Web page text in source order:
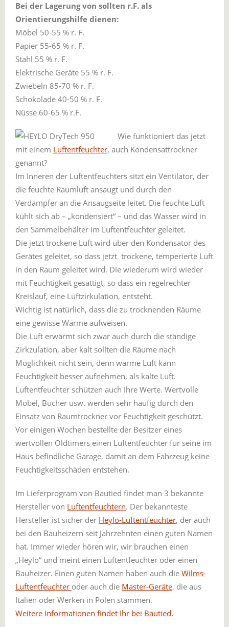
Bei der Lagerung von sollten r.F. als
Orientierungshilfe dienen:
Möbel 50-55 % r. F.
Papier 55-65 % r. F.
Stahl 55 % r. F.
Elektrische Geräte 55 % r. F.
Zwiebeln 85-70 % r. F.
Schokolade 40-50 % r. F.
Nüsse 60-65 % r.F.
Wie funktioniert das jetzt
mit einem Luftentfeuchter, auch Kondensattrockner
genannt?
Im Inneren der Luftentfeuchters sitzt ein Ventilator, der
die feuchte Raumluft ansaugt und durch den
Verdampfer an die Ansaugseite leitet. Die feuchte Lüft
kühlt sich ab – „kondensiert“ – und das Wasser wird in
den Sammelbehälter im Luftentfeuchter geleitet.
Die jetzt trockene Luft wird über den Kondensator des
Gerätes geleitet, so dass jetzt trockene, temperierte Luft
in den Raum geleitet wird. Die wiederum wird wieder
mit Feuchtigkeit gesättigt, so dass ein regelrechter
Kreislauf, eine Luftzirkulation, entsteht.
Wichtig ist natürlich, dass die zu trocknenden Räume
eine gewisse Wärme aufweisen.
Die Luft erwärmt sich zwar auch durch die ständige
Zirkzulation, aber kalt sollten die Räume nach
Möglichkeit nicht sein, denn warme Luft kann
Feuchtigkeit besser aufnehmen, als kalte Luft.
Luftentfeuchter schützen auch Ihre Werte. Wertvolle
Möbel, Bücher usw. werden sehr häufig durch den
Einsatz von Raumtrockner vor Feuchtigkeit geschützt.
Vor einigen Wochen bestellte der Besitzer eines
wertvollen Oldtimers einen Luftentfeuchter für seine im
Haus befindliche Garage, damit an dem Fahrzeug keine
Feuchtigkeitsschäden entstehen.
Im Lieferprogram von Bautied findet man 3 bekannte
Hersteller von Luftentfeuchtern. Der bekannteste
Hersteller ist sicher der Heylo-Luftentfeuchter, der auch
bei den Bauheizern seit Jahrzehnten einen guten Namen
hat. Immer wieder hören wir, wir brauchen einen
„Heylo“ und meint einen Luftentfeuchter oder einen
Bauheizer. Einen guten Namen haben auch die Wilms-
Luftentfeuchter oder auch die Master-Geräte, die aus
Italien oder Werken in Polen stammen.
Weitere Informationen findet Ihr bei Bautied.